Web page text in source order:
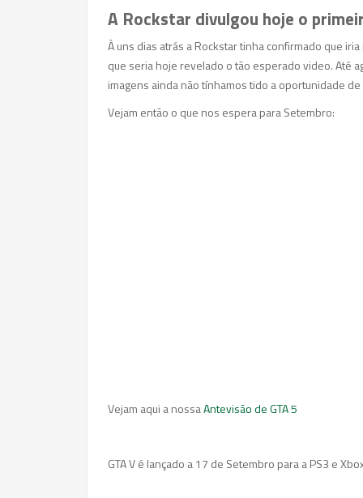
A Rockstar divulgou hoje o
À uns dias atrás a Rockstar tinha confirmado que
que seria hoje revelado o tão esperado video. Até
imagens ainda não tínhamos tido a oportunidade
Vejam então o que nos espera para Setembro:
Vejam aqui a nossaAntevisão de GTA 5
GTA V é lançado a 17 de Setembro para a PS3 e